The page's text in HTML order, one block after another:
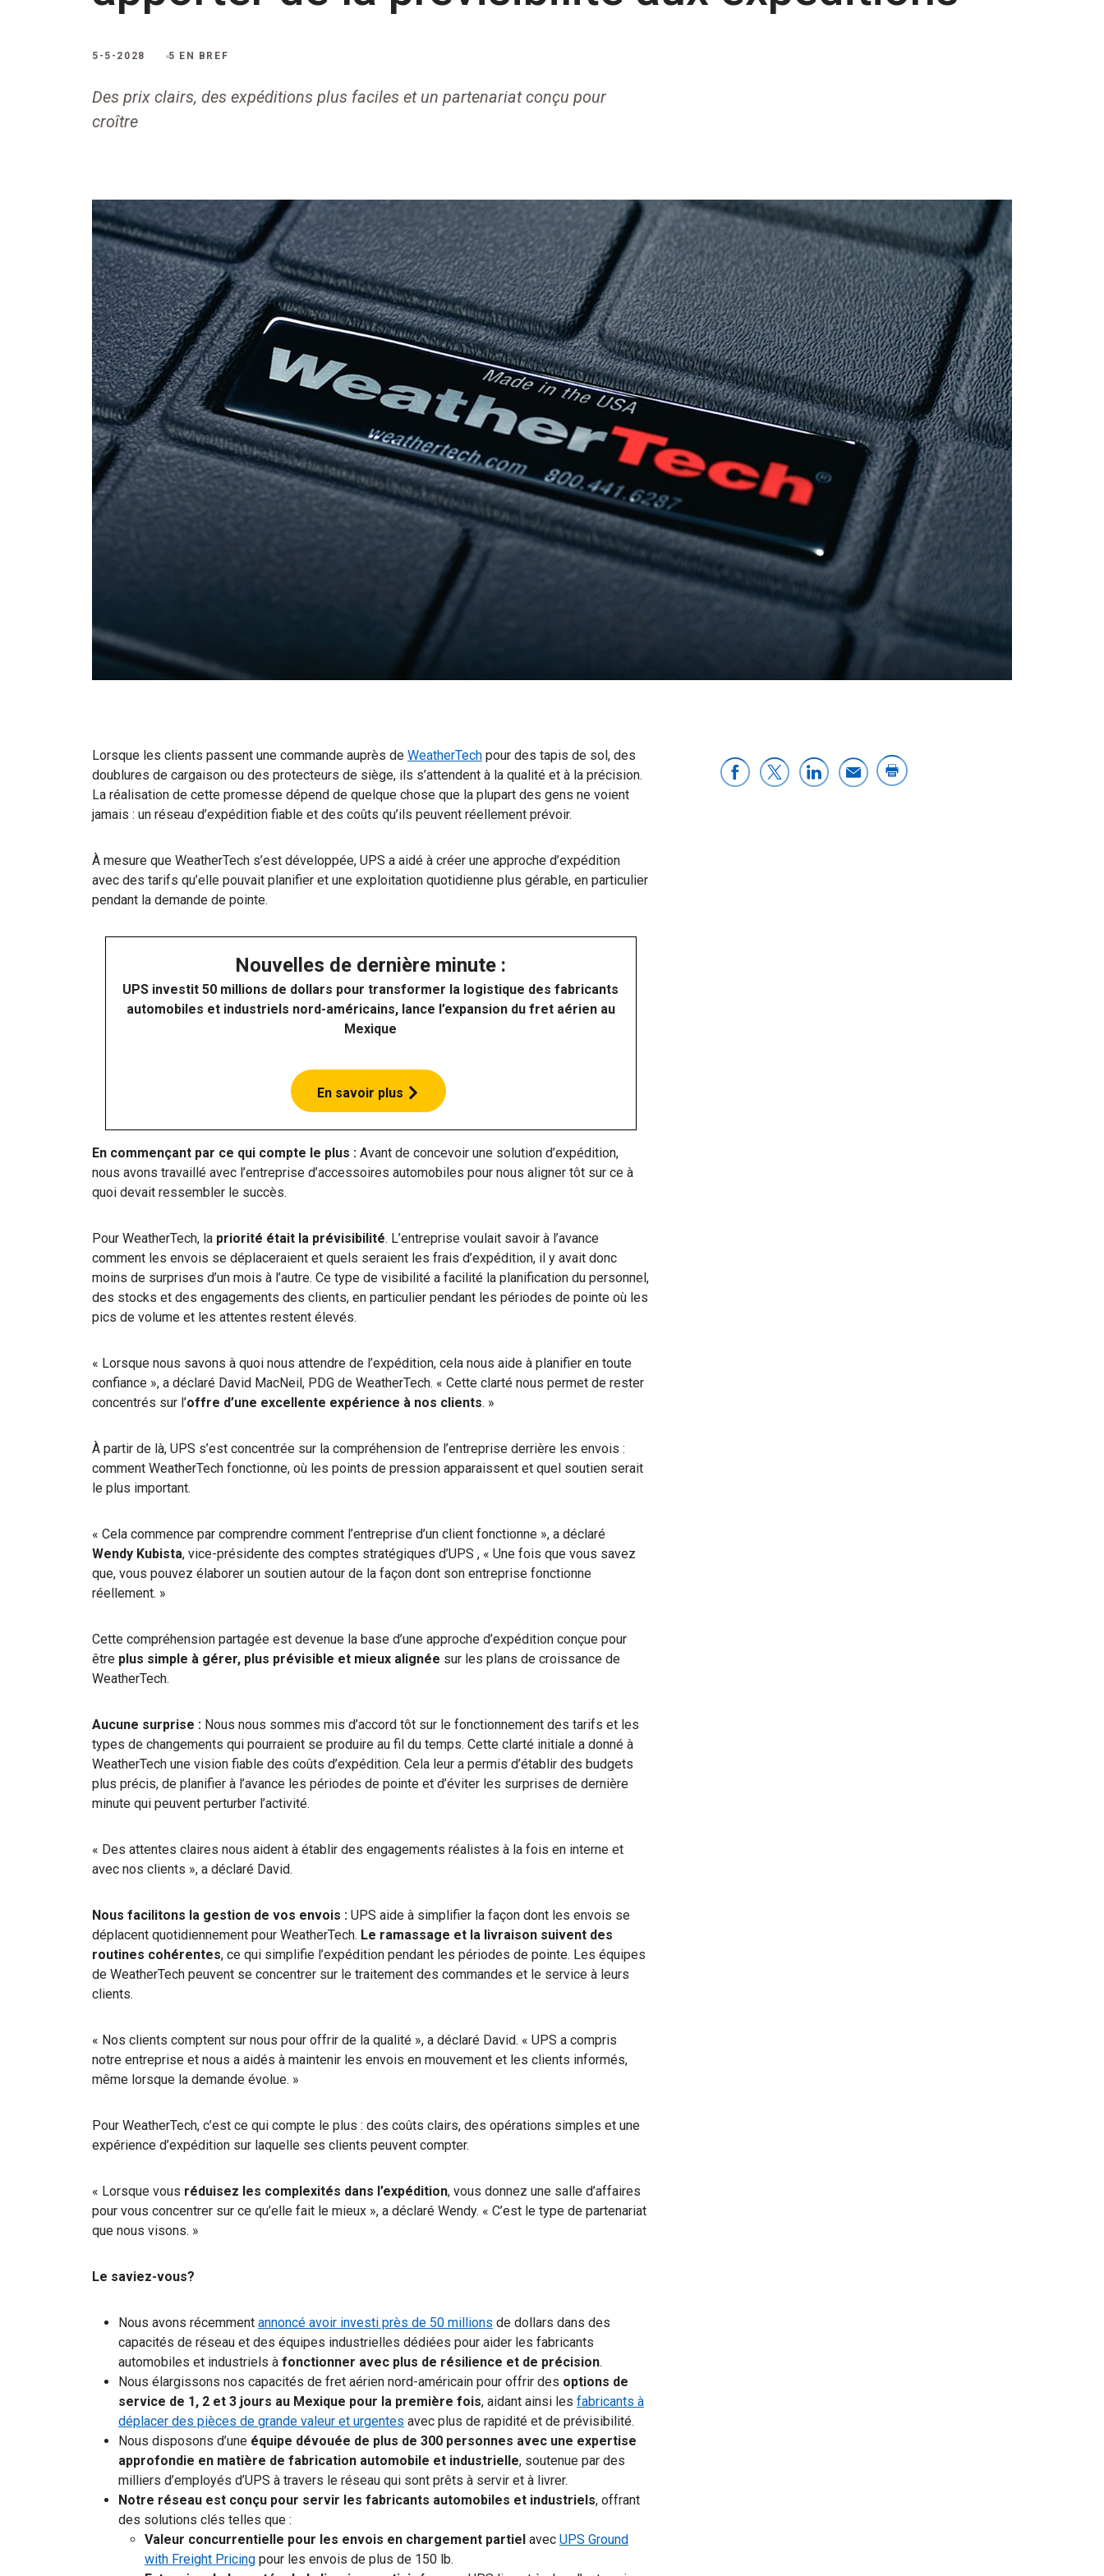
5-5-2028 5 EN BREF
Des prix clairs, des expéditions plus faciles et un partenariat conçu pour
croître
Lorsque les clients passent une commande auprès de WeatherTech pour des tapis de sol, des
doublures de cargaison ou des protecteurs de siège, ils s’attendent à la qualité et à la précision.
La réalisation de cette promesse dépend de quelque chose que la plupart des gens ne voient
jamais : un réseau d’expédition fiable et des coûts qu’ils peuvent réellement prévoir.
À mesure que WeatherTech s’est développée, UPS a aidé à créer une approche d’expédition
avec des tarifs qu’elle pouvait planifier et une exploitation quotidienne plus gérable, en particulier
pendant la demande de pointe.
Nouvelles de dernière minute :
UPS investit 50 millions de dollars pour transformer la logistique des fabricants
automobiles et industriels nord-américains, lance l’expansion du fret aérien au
Mexique
En savoir plus
En commençant par ce qui compte le plus : Avant de concevoir une solution d’expédition,
nous avons travaillé avec l’entreprise d’accessoires automobiles pour nous aligner tôt sur ce à
quoi devait ressembler le succès.
Pour WeatherTech, la priorité était la prévisibilité. L’entreprise voulait savoir à l’avance
comment les envois se déplaceraient et quels seraient les frais d’expédition, il y avait donc
moins de surprises d’un mois à l’autre. Ce type de visibilité a facilité la planification du personnel,
des stocks et des engagements des clients, en particulier pendant les périodes de pointe où les
pics de volume et les attentes restent élevés.
« Lorsque nous savons à quoi nous attendre de l’expédition, cela nous aide à planifier en toute
confiance », a déclaré David MacNeil, PDG de WeatherTech. « Cette clarté nous permet de rester
concentrés sur l’offre d’une excellente expérience à nos clients. »
À partir de là, UPS s’est concentrée sur la compréhension de l’entreprise derrière les envois :
comment WeatherTech fonctionne, où les points de pression apparaissent et quel soutien serait
le plus important.
« Cela commence par comprendre comment l’entreprise d’un client fonctionne », a déclaré
Wendy Kubista, vice-présidente des comptes stratégiques d’UPS , « Une fois que vous savez
que, vous pouvez élaborer un soutien autour de la façon dont son entreprise fonctionne
réellement. »
Cette compréhension partagée est devenue la base d’une approche d’expédition conçue pour
être plus simple à gérer, plus prévisible et mieux alignée sur les plans de croissance de
WeatherTech.
Aucune surprise : Nous nous sommes mis d’accord tôt sur le fonctionnement des tarifs et les
types de changements qui pourraient se produire au fil du temps. Cette clarté initiale a donné à
WeatherTech une vision fiable des coûts d’expédition. Cela leur a permis d’établir des budgets
plus précis, de planifier à l’avance les périodes de pointe et d’éviter les surprises de dernière
minute qui peuvent perturber l’activité.
« Des attentes claires nous aident à établir des engagements réalistes à la fois en interne et
avec nos clients », a déclaré David.
Nous facilitons la gestion de vos envois : UPS aide à simplifier la façon dont les envois se
déplacent quotidiennement pour WeatherTech. Le ramassage et la livraison suivent des
routines cohérentes, ce qui simplifie l’expédition pendant les périodes de pointe. Les équipes
de WeatherTech peuvent se concentrer sur le traitement des commandes et le service à leurs
clients.
« Nos clients comptent sur nous pour offrir de la qualité », a déclaré David. « UPS a compris
notre entreprise et nous a aidés à maintenir les envois en mouvement et les clients informés,
même lorsque la demande évolue. »
Pour WeatherTech, c’est ce qui compte le plus : des coûts clairs, des opérations simples et une
expérience d’expédition sur laquelle ses clients peuvent compter.
« Lorsque vous réduisez les complexités dans l’expédition, vous donnez une salle d’affaires
pour vous concentrer sur ce qu’elle fait le mieux », a déclaré Wendy. « C’est le type de partenariat
que nous visons. »
Le saviez-vous?
Nous avons récemment annoncé avoir investi près de 50 millions de dollars dans des
capacités de réseau et des équipes industrielles dédiées pour aider les fabricants
automobiles et industriels à fonctionner avec plus de résilience et de précision.
Nous élargissons nos capacités de fret aérien nord-américain pour offrir des options de
service de 1, 2 et 3 jours au Mexique pour la première fois, aidant ainsi les fabricants à
déplacer des pièces de grande valeur et urgentes avec plus de rapidité et de prévisibilité.
Nous disposons d’une équipe dévouée de plus de 300 personnes avec une expertise
approfondie en matière de fabrication automobile et industrielle, soutenue par des
milliers d’employés d’UPS à travers le réseau qui sont prêts à servir et à livrer.
Notre réseau est conçu pour servir les fabricants automobiles et industriels, offrant
des solutions clés telles que :
Valeur concurrentielle pour les envois en chargement partiel avec UPS Ground
with Freight Pricing pour les envois de plus de 150 lb.